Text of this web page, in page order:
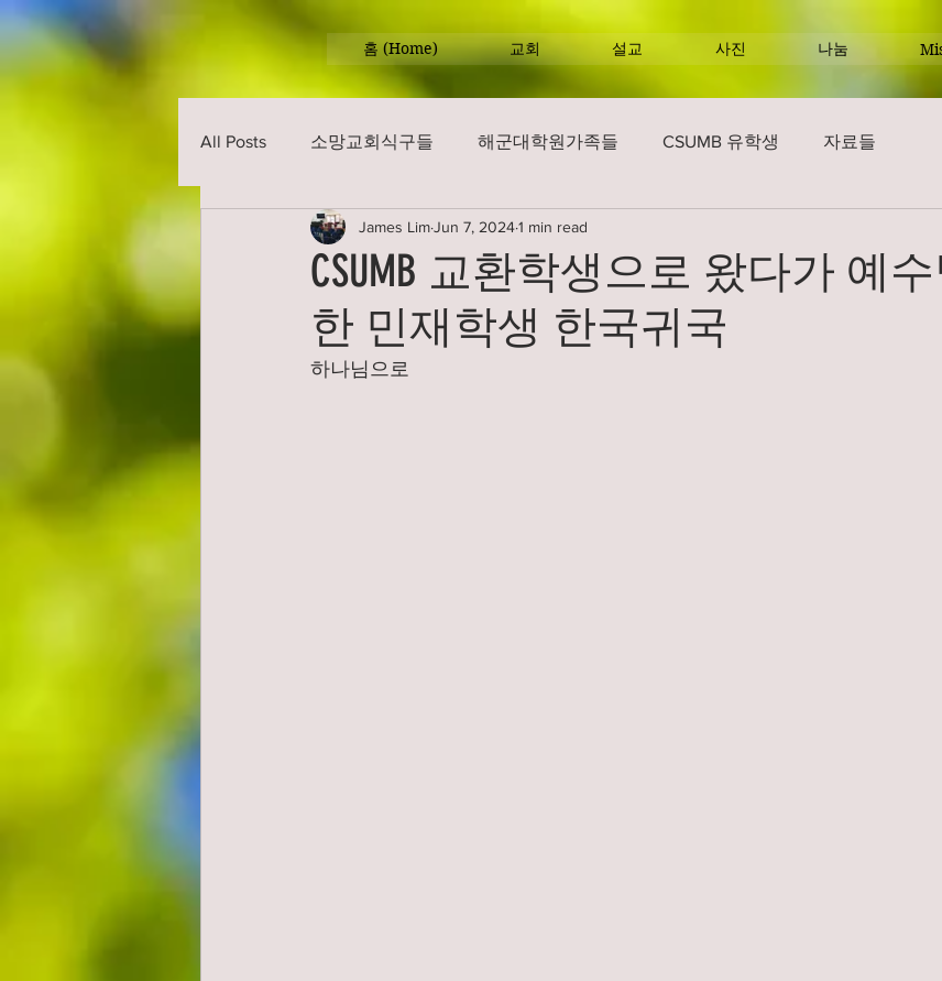
홈 (Home) 교회 설교 사진 나눔
All Posts 소망교회식구들 해군대학원가족들 CSUMB 유학생 자료들
CSUMB 교환학생으로 왔다가 예
한 민재학생 한국귀국
James LimJun 7, 20241 min read
하나님으로